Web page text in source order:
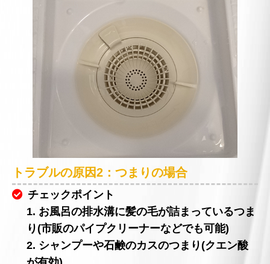
トラブルの原因2：つまりの場合
チェックポイント
1. お風呂の排水溝に髪の毛が詰まっているつま
り(市販のパイプクリーナーなどでも可能)
2. シャンプーや石鹸のカスのつまり(クエン酸